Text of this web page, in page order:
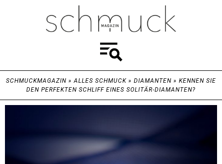
SCHMUCKMAGAZIN »ALLES SCHMUCK » DIAMANTEN » KENNEN SIE
DEN PERFEKTEN SCHLIFF EINES SOLITÄR-DIAMANTEN?